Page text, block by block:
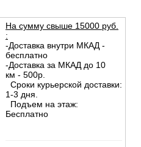
На сумму свыше 15000 руб.
:
-Доставка внутри МКАД -
бесплатно
-Доставка за МКАД до 10
км - 500р.
Сроки курьерской доставки:
1-3 дня.
Подъем на этаж:
Бесплатно